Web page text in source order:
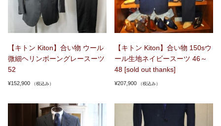
【キトン Kiton】合い物 ウール
微細ヘリンボーングレースーツ
52
¥152,900 （税込み）
【キトン Kiton】合い物 150sウ
ール生地ネイビースーツ 46～
48 [sold out thanks]
¥207,900 （税込み）